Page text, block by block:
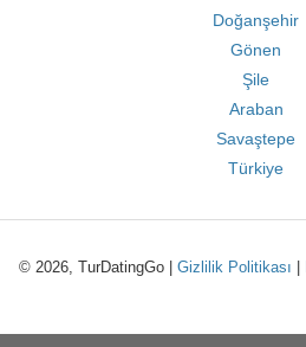
Doğanşehir
Gönen
Şile
Araban
Savaştepe
Türkiye
© 2026, TurDatingGo | Gizlilik Politikası